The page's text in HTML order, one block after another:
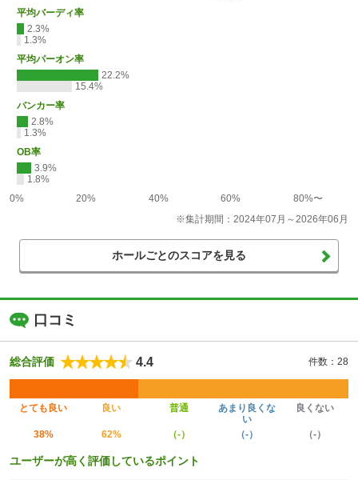
平均バーディ率
2.3%
1.3%
平均パーオン率
22.2%
15.4%
バンカー率
2.8%
1.3%
OB率
3.9%
1.8%
0%
20% 40% 60%
80%〜
※集計期間：2024年07月～2026年06月
ホールごとのスコアを見る
口コミ
総合評価 4.4 件数：28
とても良い 良い 普通
あまり良くな
い
良くない
38% 62% （-） （-） （-）
ユーザーが高く評価しているポイント